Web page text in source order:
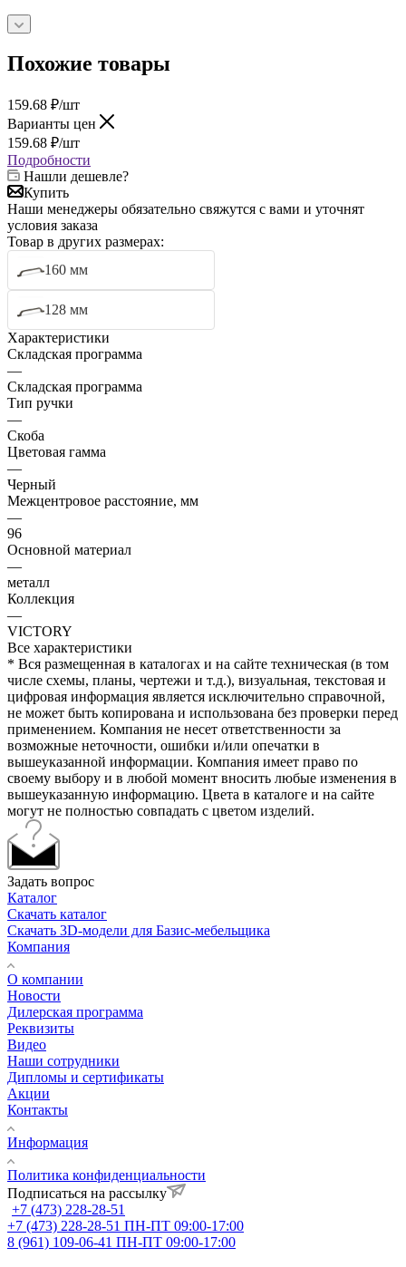
Похожие товары
159.68 ₽/шт
Варианты цен
159.68 ₽/шт
Подробности
Нашли дешевле?
Купить
Наши менеджеры обязательно свяжутся с вами и уточнят
условия заказа
Товар в других размерах:
160 мм
128 мм
Характеристики
Складская программа
—
Складская программа
Тип ручки
—
Скоба
Цветовая гамма
—
Черный
Межцентровое расстояние, мм
—
96
Основной материал
—
металл
Коллекция
—
VICTORY
Все характеристики
* Вся размещенная в каталогах и на сайте техническая (в том
числе схемы, планы, чертежи и т.д.), визуальная, текстовая и
цифровая информация является исключительно справочной,
не может быть копирована и использована без проверки перед
применением. Компания не несет ответственности за
возможные неточности, ошибки и/или опечатки в
вышеуказанной информации. Компания имеет право по
своему выбору и в любой момент вносить любые изменения в
вышеуказанную информацию. Цвета в каталоге и на сайте
могут не полностью совпадать с цветом изделий.
Задать вопрос
Каталог
Скачать каталог
Скачать 3D-модели для Базис-мебельщика
Компания
О компании
Новости
Дилерская программа
Реквизиты
Видео
Наши сотрудники
Дипломы и сертификаты
Акции
Контакты
Информация
Политика конфиденциальности
Подписаться на рассылку
+7 (473) 228-28-51
+7 (473) 228-28-51 ПН-ПТ 09:00-17:00
8 (961) 109-06-41 ПН-ПТ 09:00-17:00